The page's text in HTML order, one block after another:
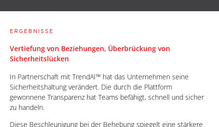
ERGEBNISSE
Vertiefung von Beziehungen, Überbrückung von
Sicherheitslücken
In Partnerschaft mit TrendAI™ hat das Unternehmen seine
Sicherheitshaltung verändert. Die durch die Plattform
gewonnene Transparenz hat Teams befähigt, schnell und sicher
zu handeln.
Diese Beschleunigung bei der Behebung spiegelt eine stärkere